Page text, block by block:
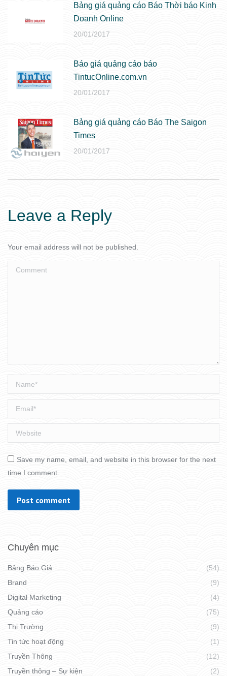
Bảng giá quảng cáo Báo Thời báo Kinh
Doanh Online
20/01/2017
Báo giá quảng cáo báo
TintucOnline.com.vn
20/01/2017
Bảng giá quảng cáo Báo The Saigon
Times
20/01/2017
Leave a Reply
Your email address will not be published.
Comment
Name *
Email *
Website
Save my name, email, and website in this browser for the next
time I comment.
Post comment
Chuyên mục
Bảng Báo Giá
(54)
Brand
(9)
Digital Marketing
(4)
Quảng cáo
(75)
Thị Trường
(9)
Tin tức hoạt động
(1)
Truyền Thông
(12)
Truyền thông – Sự kiện
(2)